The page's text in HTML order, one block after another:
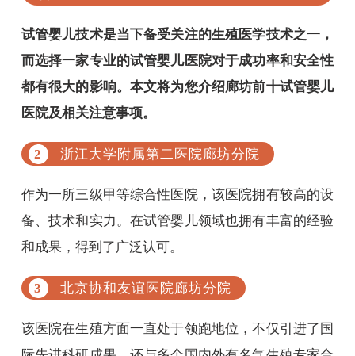
试管婴儿技术是当下备受关注的生殖医学技术之一，
而选择一家专业的试管婴儿医院对于成功率和安全性
都有很大的影响。本文将为您介绍廊坊前十试管婴儿
医院及相关注意事项。
浙江大学附属第二医院廊坊分院
作为一所三级甲等综合性医院，该医院拥有较高的设
备、技术和实力。在试管婴儿领域也拥有丰富的经验
和成果，得到了广泛认可。
北京协和友谊医院廊坊分院
该医院在生殖方面一直处于领跑地位，不仅引进了国